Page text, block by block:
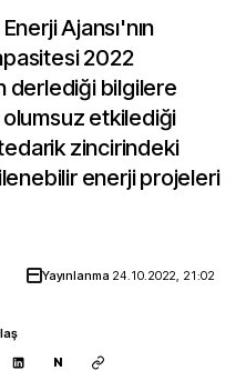
Ajansı'nın
2022
derlediği bilgilere
olumsuz etkilediği
zincirindeki
enerji projeleri
Yayınlanma 24.10.2022, 21:02
N